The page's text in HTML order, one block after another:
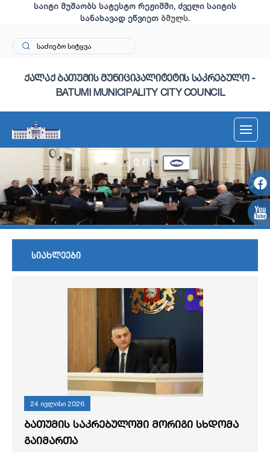
საიტი მუშაობს სატესტო რეჟიმში, ძველი საიტის
სანახავად ეწვიეთ ბმულს.
ქალაქ ბათუმის მუნიციპალიტეტის საკრებულო -
BATUMI MUNICIPALITY CITY COUNCIL
სიახლეები
24 ივლისი 2026
ბათუმის საკრებულოში მორიგი სხდომა
გაიმართა